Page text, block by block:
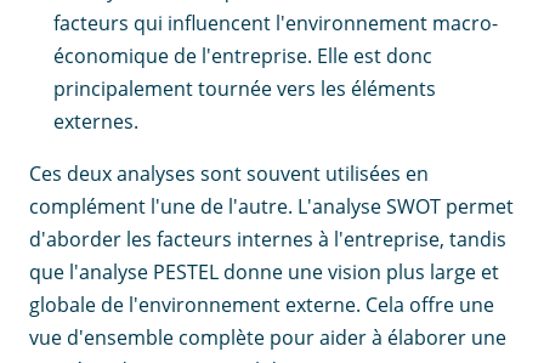
facteurs qui influencent l'environnement macro-
économique de l'entreprise. Elle est donc
principalement tournée vers les éléments
externes.
Ces deux analyses sont souvent utilisées en
complément l'une de l'autre. L'analyse SWOT permet
d'aborder les facteurs internes à l'entreprise, tandis
que l'analyse PESTEL donne une vision plus large et
globale de l'environnement externe. Cela offre une
vue d'ensemble complète pour aider à élaborer une